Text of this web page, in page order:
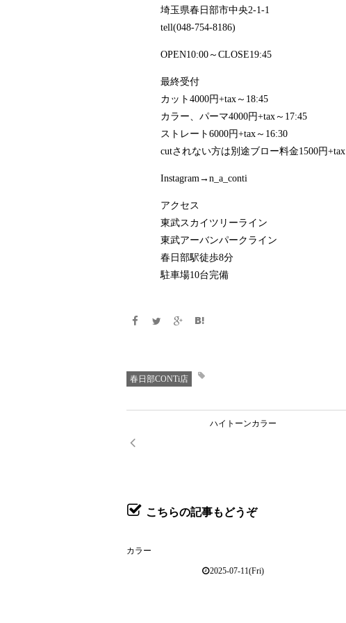
埼玉県春日部市中央2-1-1
tell(048-754-8186)
OPEN10:00～CLOSE19:45
最終受付
カット4000円+tax～18:45
カラー、パーマ4000円+tax～17:45
ストレート6000円+tax～16:30
cutされない方は別途ブロー料金1500円+tax
Instagram→n_a_conti
アクセス
東武スカイツリーライン
東武アーバンパークライン
春日部駅徒歩8分
駐車場10台完備
春日部CONTi店
ハイトーンカラー
こちらの記事もどうぞ
カラー
2025-07-11(Fri)